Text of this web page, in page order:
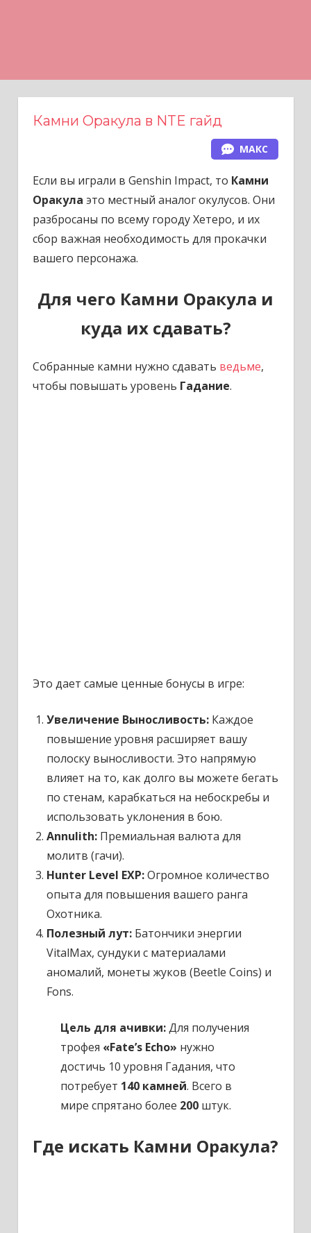
Камни Оракула в NTE гайд
МАКС
Если вы играли в Genshin Impact, то Камни
Оракула это местный аналог окулусов. Они
разбросаны по всему городу Хетеро, и их
сбор важная необходимость для прокачки
вашего персонажа.
Для чего Камни Оракула и
куда их сдавать?
Собранные камни нужно сдавать ведьме,
чтобы повышать уровень Гадание.
Это дает самые ценные бонусы в игре:
Увеличение Выносливость:Каждое
повышение уровня расширяет вашу
полоску выносливости. Это напрямую
влияет на то, как долго вы можете бегать
по стенам, карабкаться на небоскребы и
использовать уклонения в бою.
Annulith:Премиальная валюта для
молитв (гачи).
Hunter Level EXP:Огромное количество
опыта для повышения вашего ранга
Охотника.
Полезный лут:Батончики энергии
VitalMax, сундуки с материалами
аномалий, монеты жуков (Beetle Coins) и
Fons.
Цель для ачивки:Для получения
трофея «Fate’s Echo» нужно
достичь 10 уровня Гадания, что
потребует 140 камней. Всего в
мире спрятано более 200штук.
Где искать Камни Оракула?